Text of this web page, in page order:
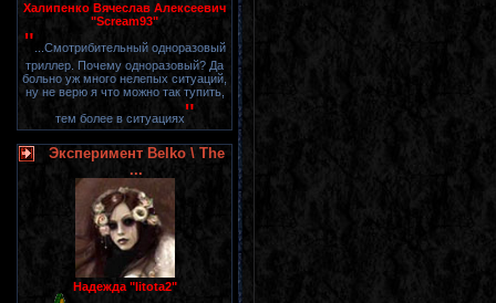
Халипенко Вячеслав Алексеевич
"Scream93"
" ...Смотрибительный одноразовый
триллер. Почему одноразовый? Да
больно уж много нелепых ситуаций,
ну не верю я что можно так тупить,
тем более в ситуациях"
Эксперимент Belko \ The
...
Надежда "litota2"